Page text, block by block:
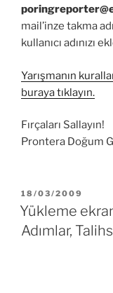
mail’inze takma
kullanıcı adınızı
Yarışmanın
buraya tıklayın.
Fırçaları Sallayın!
Prontera Doğum
YAYIM
TARIHI
18/03/2009
Yükleme
Adımlar,